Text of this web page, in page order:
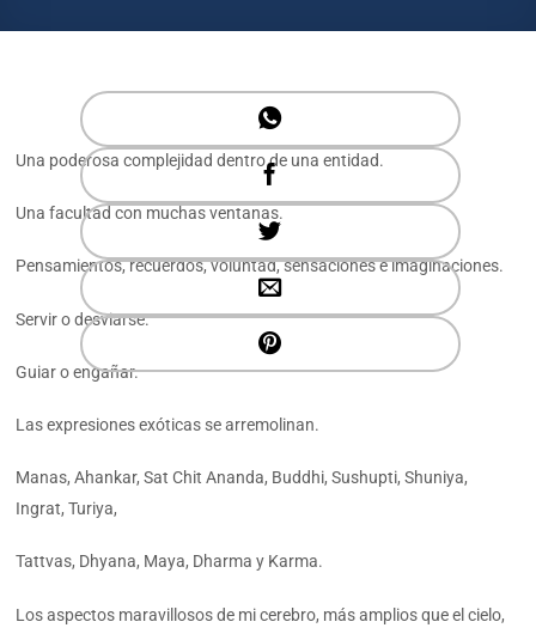
Una poderosa complejidad dentro de una entidad.
Una facultad con muchas ventanas.
Pensamientos, recuerdos, voluntad, sensaciones e imaginaciones.
Servir o desviarse.
Guiar o engañar.
Las expresiones exóticas se arremolinan.
Manas, Ahankar, Sat Chit Ananda, Buddhi, Sushupti, Shuniya,
Ingrat, Turiya,
Tattvas, Dhyana, Maya, Dharma y Karma.
Los aspectos maravillosos de mi cerebro, más amplios que el cielo,